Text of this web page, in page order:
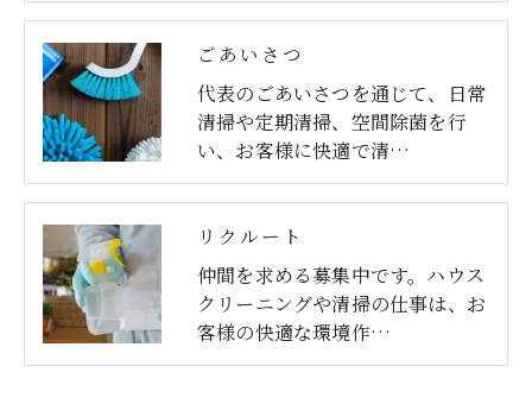
ごあいさつ
代表のごあいさつを通じて、日常
清掃や定期清掃、空間除菌を行
い、お客様に快適で清…
リクルート
仲間を求める募集中です。ハウス
クリーニングや清掃の仕事は、お
客様の快適な環境作…